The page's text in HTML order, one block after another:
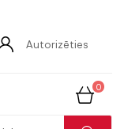
Autorizēties
0